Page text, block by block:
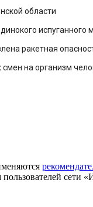
области
испуганного
ракетная
на организм
сети